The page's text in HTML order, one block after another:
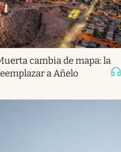
cambia de mapa: la
a Añelo